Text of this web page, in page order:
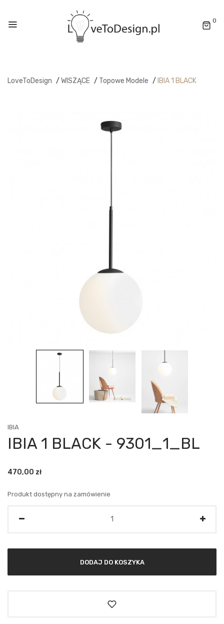
0
LoveToDesign / WISZĄCE / Topowe Modele / IBIA 1 BLACK
IBIA
IBIA 1 BLACK - 9301_1_BL
470,00 zł
Produkt dostępny na zamówienie
DODAJ DO KOSZYKA